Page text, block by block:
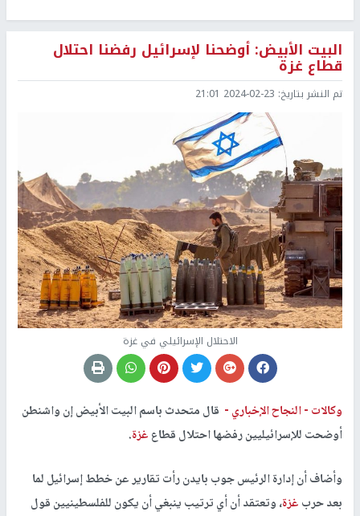
البيت الأبيض: أوضحنا لإسرائيل رفضنا احتلال
قطاع غزة
تم النشر بتاريخ: 2024-02-23 21:01
الاحتلال الإسرائيلي في غزة
وكالات -النجاح الإخباري - قال متحدث باسم البيت الأبيض إن واشنطن
أوضحت للإسرائيليين رفضها احتلال قطاعغزة.
وأضاف أن إدارة الرئيس جوب بايدن رأت تقارير عن خطط إسرائيل لما
بعد حربغزة، وتعتقد أن أي ترتيب ينبغي أن يكون للفلسطينيين قول